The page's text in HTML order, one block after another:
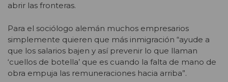
abrir las fronteras.
Para el sociólogo alemán muchos empresarios
simplemente quieren que más inmigración “ayude a
que los salarios bajen y así prevenir lo que llaman
‘cuellos de botella’ que es cuando la falta de mano de
obra empuja las remuneraciones hacia arriba”.